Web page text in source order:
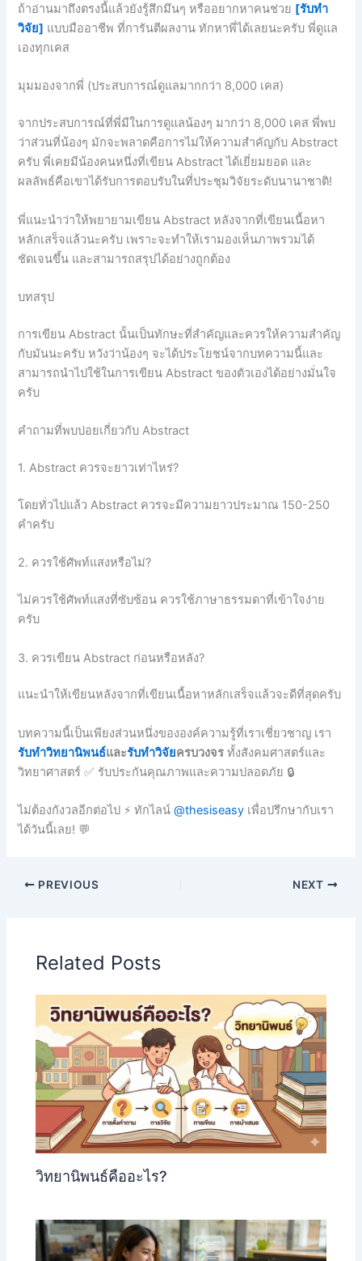
ถ้าอ่านมาถึงตรงนี้แล้วยังรู้สึกมึนๆ หรืออยากหาคนช่วย [รับทำ
วิจัย] แบบมืออาชีพ ที่การันตีผลงาน ทักหาพี่ได้เลยนะครับ พี่ดูแล
เองทุกเคส
มุมมองจากพี่ (ประสบการณ์ดูแลมากกว่า 8,000 เคส)
จากประสบการณ์ที่พี่มีในการดูแลน้องๆ มากว่า 8,000 เคส พี่พบ
ว่าส่วนที่น้องๆ มักจะพลาดคือการไม่ให้ความสำคัญกับ Abstract
ครับ พี่เคยมีน้องคนหนึ่งที่เขียน Abstract ได้เยี่ยมยอด และ
ผลลัพธ์คือเขาได้รับการตอบรับในที่ประชุมวิจัยระดับนานาชาติ!
พี่แนะนำว่าให้พยายามเขียน Abstract หลังจากที่เขียนเนื้อหา
หลักเสร็จแล้วนะครับ เพราะจะทำให้เรามองเห็นภาพรวมได้
ชัดเจนขึ้น และสามารถสรุปได้อย่างถูกต้อง
บทสรุป
การเขียน Abstract นั้นเป็นทักษะที่สำคัญและควรให้ความสำคัญ
กับมันนะครับ หวังว่าน้องๆ จะได้ประโยชน์จากบทความนี้และ
สามารถนำไปใช้ในการเขียน Abstract ของตัวเองได้อย่างมั่นใจ
ครับ
คำถามที่พบบ่อยเกี่ยวกับ Abstract
1. Abstract ควรจะยาวเท่าไหร่?
โดยทั่วไปแล้ว Abstract ควรจะมีความยาวประมาณ 150-250
คำครับ
2. ควรใช้ศัพท์แสงหรือไม่?
ไม่ควรใช้ศัพท์แสงที่ซับซ้อน ควรใช้ภาษาธรรมดาที่เข้าใจง่าย
ครับ
3. ควรเขียน Abstract ก่อนหรือหลัง?
แนะนำให้เขียนหลังจากที่เขียนเนื้อหาหลักเสร็จแล้วจะดีที่สุดครับ
บทความนี้เป็นเพียงส่วนหนึ่งขององค์ความรู้ที่เราเชี่ยวชาญ เรา
รับทำวิทยานิพนธ์และรับทำวิจัยครบวงจร ทั้งสังคมศาสตร์และ
วิทยาศาสตร์ ✅ รับประกันคุณภาพและความปลอดภัย 🔒
ไม่ต้องกังวลอีกต่อไป ⚡ ทักไลน์@thesiseasy เพื่อปรึกษากับเรา
ได้วันนี้เลย! 💬
PREVIOUS NEXT
Related Posts
วิทยานิพนธ์คืออะไร?